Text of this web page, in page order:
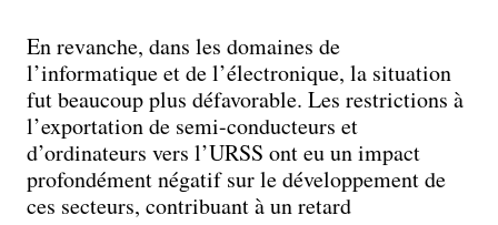
En revanche, dans les domaines de
l’informatique et de l’électronique, la situation
fut beaucoup plus défavorable. Les restrictions à
l’exportation de semi-conducteurs et
d’ordinateurs vers l’URSS ont eu un impact
profondément négatif sur le développement de
ces secteurs, contribuant à un retard